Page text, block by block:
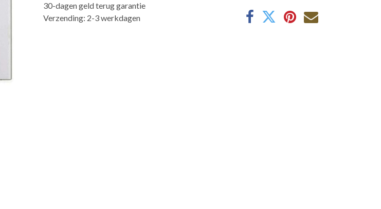
30-dagen geld terug garantie
Verzending: 2-3 werkdagen